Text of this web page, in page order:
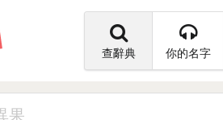
查辭典 你的名字